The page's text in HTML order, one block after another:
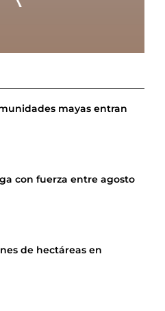
mayas entran
con fuerza entre agosto
de hectáreas en